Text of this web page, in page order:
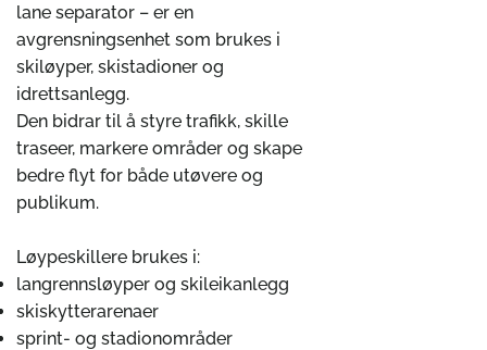
lane separator – er en
avgrensningsenhet som brukes i
skiløyper, skistadioner og
idrettsanlegg.
Den bidrar til å styre trafikk, skille
traseer, markere områder og skape
bedre flyt for både utøvere og
publikum.
Løypeskillere brukes i:
langrennsløyper og skileikanlegg
skiskytterarenaer
sprint- og stadionområder